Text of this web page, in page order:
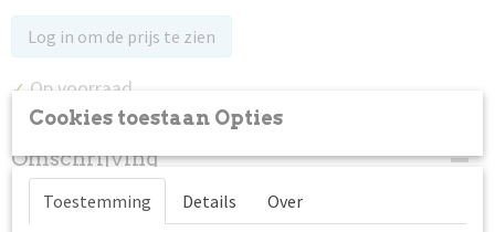
Log in om de prijs te zien
✓ Op voorraad
Omschrijving
Rich Green is één van de vier kleuren uit de Limited Edition
Gelpolish Wintercollectie 2024.
Cookies toestaan Opties
Toestemming Details Over